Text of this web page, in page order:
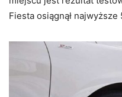
Fiesta osiągnął najwyższe